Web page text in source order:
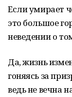
Если умирает
это большое
неведении о
Да, жизнь
гоняясь за
ведь не вечна